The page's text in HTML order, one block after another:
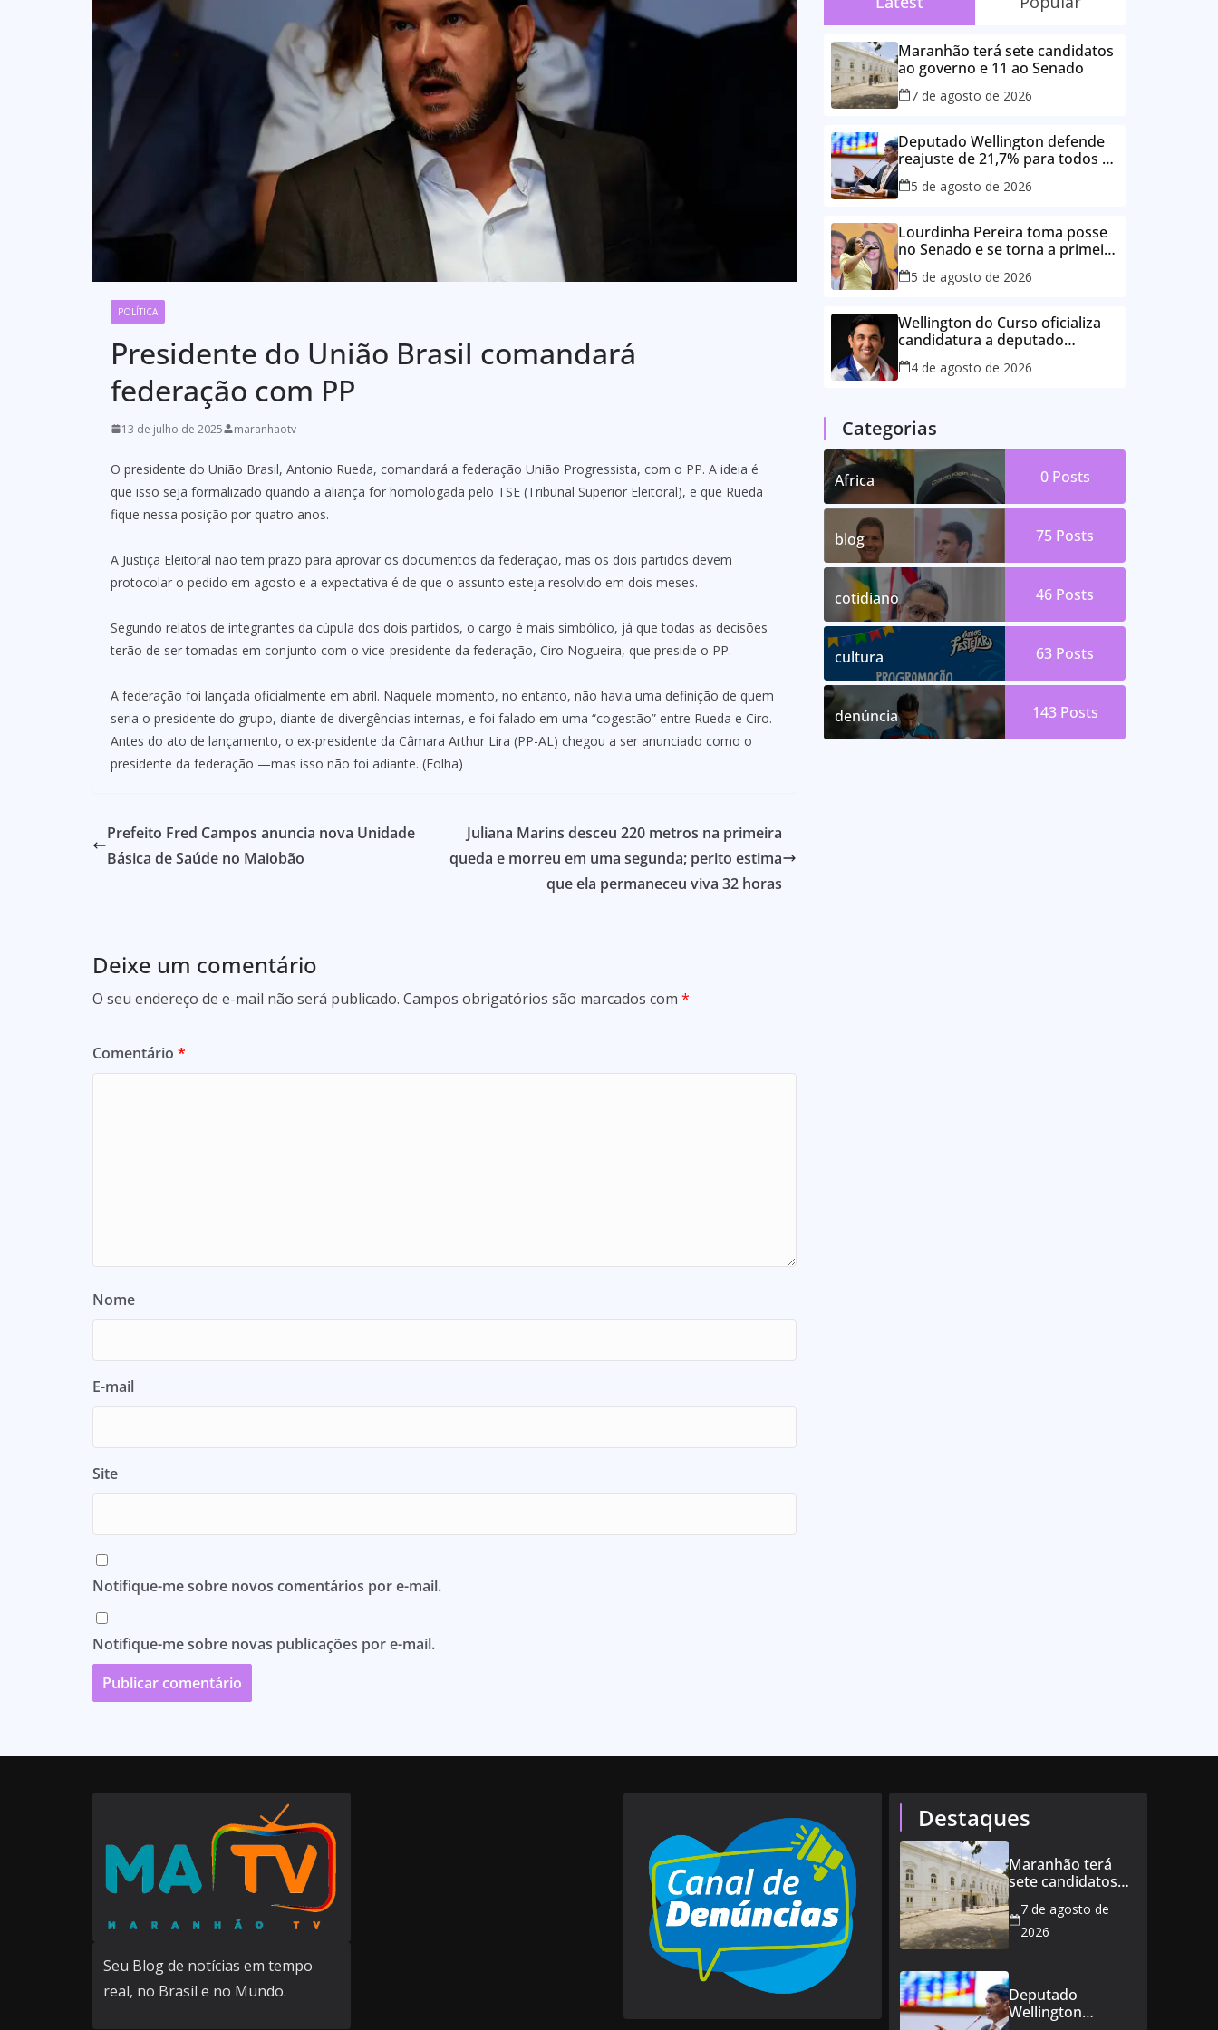
POLÍTICA
Presidente do União Brasil comandará
federação com PP
13 de julho de 2025 maranhaotv
O presidente do União Brasil, Antonio Rueda, comandará a federação União Progressista, com o PP. A ideia é
que isso seja formalizado quando a aliança for homologada pelo TSE (Tribunal Superior Eleitoral), e que Rueda
fique nessa posição por quatro anos.
A Justiça Eleitoral não tem prazo para aprovar os documentos da federação, mas os dois partidos devem
protocolar o pedido em agosto e a expectativa é de que o assunto esteja resolvido em dois meses.
Segundo relatos de integrantes da cúpula dos dois partidos, o cargo é mais simbólico, já que todas as decisões
terão de ser tomadas em conjunto com o vice-presidente da federação, Ciro Nogueira, que preside o PP.
A federação foi lançada oficialmente em abril. Naquele momento, no entanto, não havia uma definição de quem
seria o presidente do grupo, diante de divergências internas, e foi falado em uma “cogestão” entre Rueda e Ciro.
Antes do ato de lançamento, o ex-presidente da Câmara Arthur Lira (PP-AL) chegou a ser anunciado como o
presidente da federação —mas isso não foi adiante. (Folha)
Prefeito Fred Campos anuncia nova Unidade
Básica de Saúde no Maiobão
Juliana Marins desceu 220 metros na primeira
queda e morreu em uma segunda; perito estima
que ela permaneceu viva 32 horas
Deixe um comentário
O seu endereço de e-mail não será publicado. Campos obrigatórios são marcados com *
Comentário *
Nome
E-mail
Site
Notifique-me sobre novos comentários por e-mail.
Notifique-me sobre novas publicações por e-mail.
Maranhão terá sete candidatos
ao governo e 11 ao Senado
7 de agosto de 2026
Deputado Wellington defende
reajuste de 21,7% para todos os
servidores públicos e
aposentados do Maranhão
5 de agosto de 2026
Lourdinha Pereira toma posse
no Senado e se torna a primeira
senadora de Coroatá
5 de agosto de 2026
Wellington do Curso oficializa
candidatura a deputado
estadual e reafirma
compromisso com o povo do
4 de agosto de 2026
Categorias
Africa 0 Posts
blog 75 Posts
cotidiano 46 Posts
cultura 63 Posts
denúncia 143 Posts
Seu Blog de notícias em tempo
real, no Brasil e no Mundo.
Destaques
Maranhão terá
sete candidatos
ao Senado
7 de agosto de
2026
Deputado
Wellington